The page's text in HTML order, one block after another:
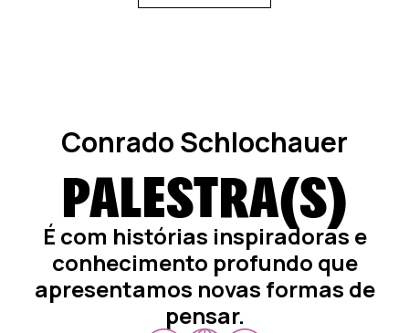
Conrado Schlochauer
PALESTRA(S)
É com histórias inspiradoras e
conhecimento profundo que
apresentamos novas formas de
pensar.